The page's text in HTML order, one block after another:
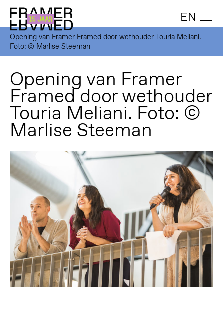
EN
Opening van Framer Framed door wethouder Touria Meliani.
Foto: © Marlise Steeman
Opening van Framer
Framed door wethouder
Touria Meliani. Foto: ©
Marlise Steeman